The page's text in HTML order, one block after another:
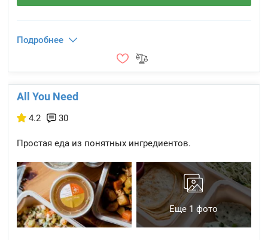
Подробнее
All You Need
4.2 30
Простая еда из понятных ингредиентов.
Еще 1 фото